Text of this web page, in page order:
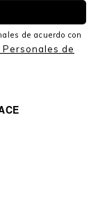
de acuerdo con
de